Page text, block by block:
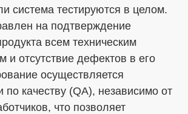
система тестируются в целом.
на подтверждение
всем техническим
и отсутствие дефектов в его
осуществляется
по качеству (QA), независимо от
что позволяет